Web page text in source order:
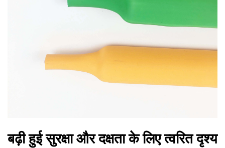
बढ़ी हुई सुरक्षा और दक्षता के लिए त्वरित दृश्य